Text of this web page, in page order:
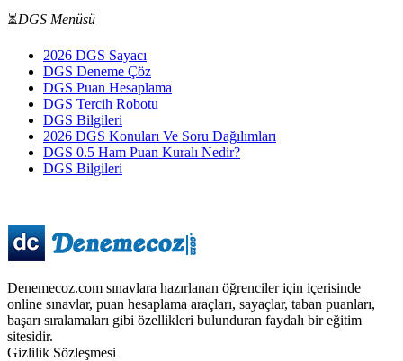
⏳DGS Menüsü
2026 DGS Sayacı
DGS Deneme Çöz
DGS Puan Hesaplama
DGS Tercih Robotu
DGS Bilgileri
2026 DGS Konuları Ve Soru Dağılımları
DGS 0.5 Ham Puan Kuralı Nedir?
DGS Bilgileri
Denemecoz.com sınavlara hazırlanan öğrenciler için içerisinde
online sınavlar, puan hesaplama araçları, sayaçlar, taban puanları,
başarı sıralamaları gibi özellikleri bulunduran faydalı bir eğitim
sitesidir.
Gizlilik Sözleşmesi